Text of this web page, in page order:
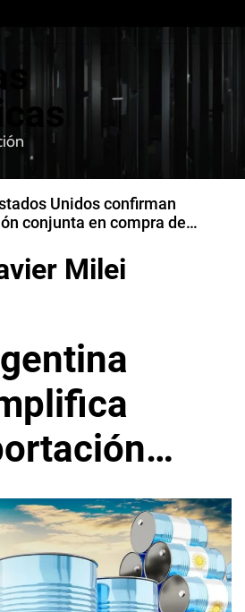
Unidos confirman
conjunta en compra de
Milei
del país